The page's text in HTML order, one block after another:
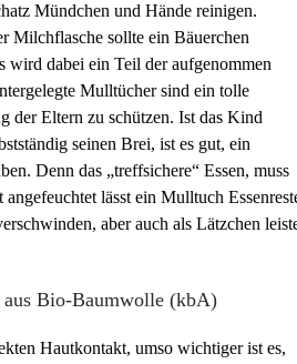
Mündchen und Hände reinigen.
Milchflasche sollte ein Bäuerchen
wird dabei ein Teil der aufgenommen
Mulltücher sind ein tolle
der Eltern zu schützen. Ist das Kind
seinen Brei, ist es gut, ein
Denn das „treffsichere“ Essen, muss
lässt ein Mulltuch
aber auch als Lätzchen
aus Bio-Baumwolle (kbA)
Hautkontakt, umso wichtiger ist es,